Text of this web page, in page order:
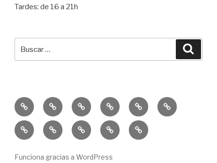
Tardes: de 16 a 21h
por:
Inicio
Entrenamiento
Personal
Entrenamiento
Funcional
ConsejosServicioEquipo
SR
Educación
Física
Publicaciones
–
10k
Solidaria
Un
Reto
Sprint
Trail
Funciona gracias a WordPress